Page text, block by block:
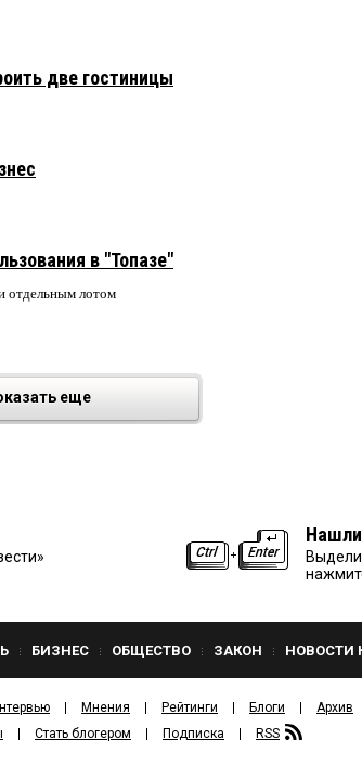
две гостиницы
в "Топазе"
отдельным лотом
еще
БИЗНЕС ОБЩЕСТВО ЗАКОН НОВОСТИ
Мнения Рейтинги Блоги
Архив
Стать блогером Подписка RSS